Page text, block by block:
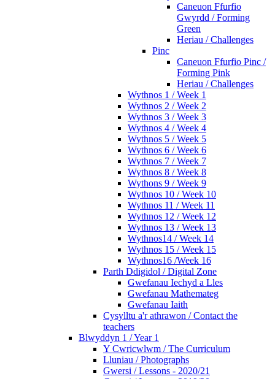
Caneuon Ffurfio
Gwyrdd / Forming
Green
Heriau / Challenges
Pinc
Caneuon Ffurfio Pinc /
Forming Pink
Heriau / Challenges
Wythnos 1 / Week 1
Wythnos 2 / Week 2
Wythnos 3 / Week 3
Wythnos 4 / Week 4
Wythnos 5 / Week 5
Wythnos 6 / Week 6
Wythnos 7 / Week 7
Wythnos 8 / Week 8
Wythons 9 / Week 9
Wythnos 10 / Week 10
Wythnos 11 / Week 11
Wythnos 12 / Week 12
Wythnos 13 / Week 13
Wythnos14 / Week 14
Wythnos 15 / Week 15
Wythnos16 /Week 16
Parth Ddigidol / Digital Zone
Gwefanau Iechyd a Lles
Gwefanau Mathemateg
Gwefanau Iaith
Cysylltu a'r athrawon / Contact the
teachers
Blwyddyn 1 / Year 1
Y Cwricwlwm / The Curriculum
Lluniau / Photographs
Gwersi / Lessons - 2020/21